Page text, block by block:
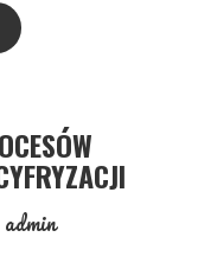
admin